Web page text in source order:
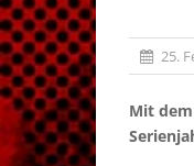
25.
Mit